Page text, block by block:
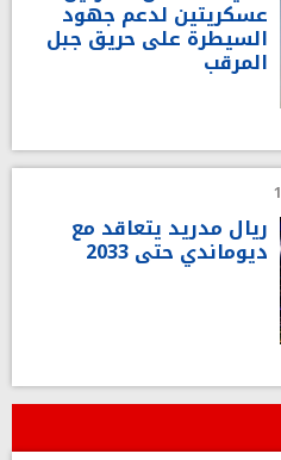
عسكريتين لدعم جهود
السيطرة على حريق جبل
المرقب
ريال مدريد يتعاقد مع
ديوماندي حتى 2033